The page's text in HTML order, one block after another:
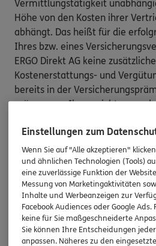
Vermittlungstätigkeit
Höhe von den Kosten ihrer
abhängt. Das heißt für die
Ihres bzw. eines
ERGO Direkt AG keine
Kostenerstattungs- und
bereits in der
müssen von Ihnen nicht
HINWEIS
Wichtiges aus dem
Ich bin verpflichtet, Ihnen
Person zu geben. Sowohl Ihr
Einstellungen zum
Wenn Sie auf "Alle akzeptieren"
und ähnlichen Technologien (Tools)
eine zuverlässige Funktion der
Messung von Marketingaktivitäten
Inhalte und Werbeanzeigen zur
Facebook Audiences oder Google Ads.
keine für Sie maßgeschneiderte
Sie können Ihre Entscheidungen
anpassen. Näheres zu den